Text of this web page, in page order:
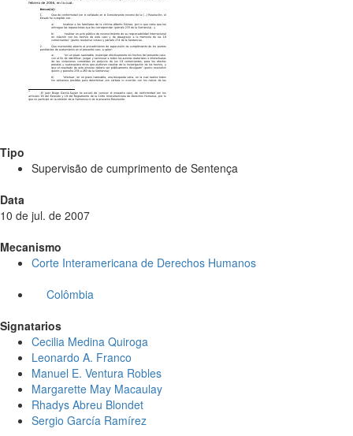
Tipo
Supervisão de cumprimento de Sentença
Data
10 de jul. de 2007
Mecanismo
Corte Interamericana de Derechos Humanos
Colômbia
Signatarios
Cecilia Medina Quiroga
Leonardo A. Franco
Manuel E. Ventura Robles
Margarette May Macaulay
Rhadys Abreu Blondet
Sergio García Ramírez